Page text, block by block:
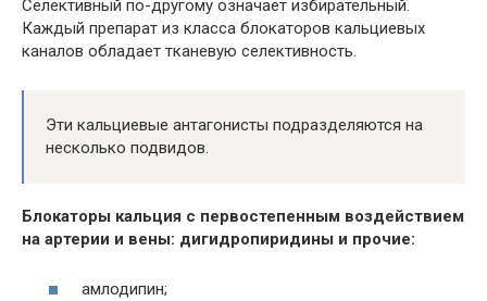
Селективный по-другому означает избирательный.
Каждый препарат из класса блокаторов кальциевых
каналов обладает тканевую селективность.
Эти кальциевые антагонисты подразделяются на
несколько подвидов.
Блокаторы кальция с первостепенным воздействием
на артерии и вены: дигидропиридины и прочие:
амлодипин;